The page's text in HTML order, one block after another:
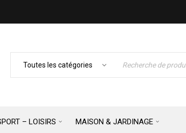
– LOISIRS MAISON & JARDINAGE